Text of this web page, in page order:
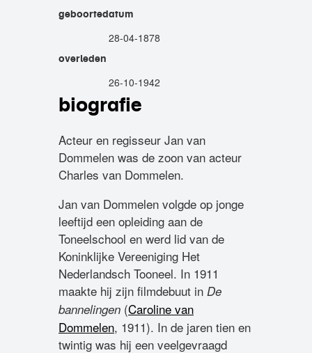
geboortedatum
28-04-1878
overleden
26-10-1942
biografie
Acteur en regisseur Jan van
Dommelen was de zoon van acteur
Charles van Dommelen.
Jan van Dommelen volgde op jonge
leeftijd een opleiding aan de
Toneelschool en werd lid van de
Koninklijke Vereeniging Het
Nederlandsch Tooneel. In 1911
maakte hij zijn filmdebuut in De
bannelingen (Caroline van
Dommelen, 1911). In de jaren tien en
twintig was hij een veelgevraagd